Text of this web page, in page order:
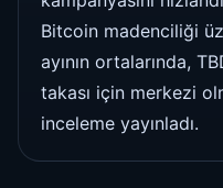
Bitcoin madenciliği
ayının ortalarında,
takası için merkezi
inceleme yayınladı.